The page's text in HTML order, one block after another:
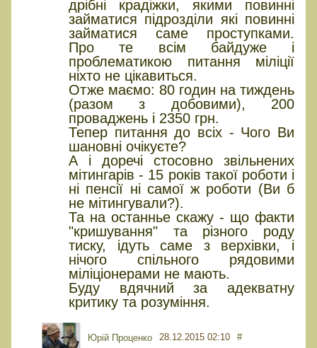
дрібні крадіжки, якими повинні
займатися підрозділи які повинні
займатися саме проступками.
Про те всім байдуже і
проблематикою питання міліції
ніхто не цікавиться.
Отже маємо: 80 годин на тиждень
(разом з добовими), 200
проваджень і 2350 грн.
Тепер питання до всіх - Чого Ви
шановні очікуєте?
А і доречі стосовно звільнених
мітингарів - 15 років такої роботи і
ні пенсії ні самої ж роботи (Ви б
не мітингували?).
Та на останнье скажу - що факти
"кришування" та різного роду
тиску, ідуть саме з верхівки, і
нічого спільного рядовими
міліціонерами не мають.
Буду вдячний за адекватну
критику та розуміння.
Юрiй Проценко 28.12.2015 02:10 #